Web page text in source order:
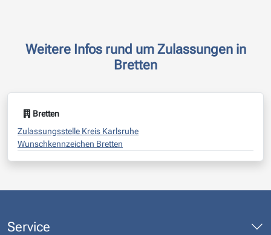
Weitere Infos rund um Zulassungen in
Bretten
Bretten
Zulassungsstelle Kreis Karlsruhe
Wunschkennzeichen Bretten
Service